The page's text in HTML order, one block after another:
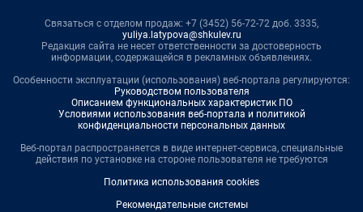
Связаться с отделом продаж: +7 (3452) 56-72-72 доб. 3335,
yuliya.latypova@shkulev.ru
Редакция сайта не несет ответственности за достоверность
информации, содержащейся в рекламных объявлениях.
Особенности эксплуатации (использования) веб-портала регулируются:
Руководством пользователя
Описанием функциональных характеристик ПО
Условиями использования веб-портала и политикой
конфиденциальности персональных данных
Веб-портал распространяется в виде интернет-сервиса, специальные
действия по установке на стороне пользователя не требуются
Политика использования cookies
Рекомендательные системы